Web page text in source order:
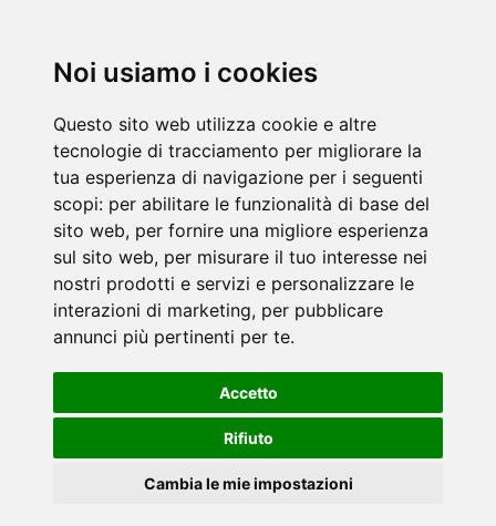
Noi usiamo i cookies
Questo sito web utilizza cookie e altre
tecnologie di tracciamento per migliorare la
tua esperienza di navigazione per i seguenti
scopi: per abilitare le funzionalità di base del
sito web, per fornire una migliore esperienza
sul sito web, per misurare il tuo interesse nei
nostri prodotti e servizi e personalizzare le
interazioni di marketing, per pubblicare
annunci più pertinenti per te.
Accetto
Rifiuto
Cambia le mie impostazioni